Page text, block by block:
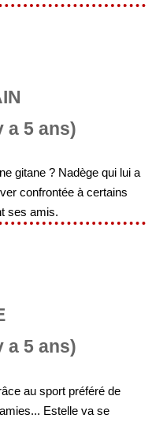
a 5 ans)
gitane ? Nadège qui lui a
confrontée à certains
ses amis.
a 5 ans)
au sport préféré de
Estelle va se